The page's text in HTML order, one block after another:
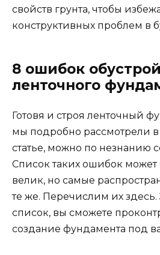
свойств грунта, чтобы
конструктивных проблем в
8 ошибок
ленточного
Готовя и строя ленточный
мы подробно рассмотрели
статье, можно по незнанию
Список таких ошибок может
велик, но самые
те же. Перечислим их
список, вы сможете
создание фундамента под